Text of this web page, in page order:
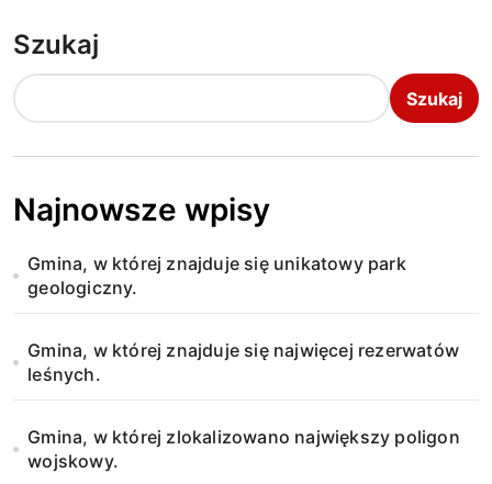
g
a
c
j
a
w
p
s
u
Szukaj
Szukaj
Najnowsze wpisy
Gmina, w której znajduje się unikatowy park
geologiczny.
Gmina, w której znajduje się najwięcej rezerwatów
leśnych.
Gmina, w której zlokalizowano największy poligon
wojskowy.